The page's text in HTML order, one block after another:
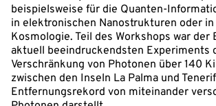
beispielsweise für die Quanten-
in elektronischen Nanostrukturen oder
Kosmologie. Teil des Workshops war der
aktuell beeindruckendsten Experiments
Verschränkung von Photonen über 140
zwischen den Inseln La Palma und
Entfernungsrekord von miteinander